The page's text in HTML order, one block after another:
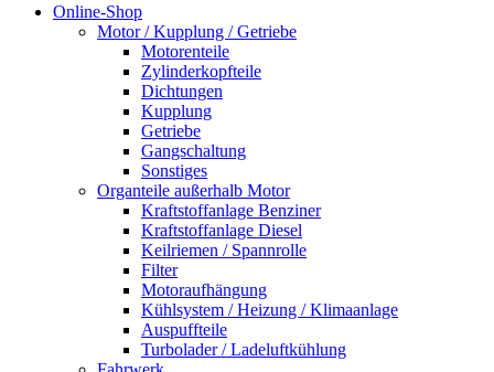
Online-Shop
Motor / Kupplung / Getriebe
Motorenteile
Zylinderkopfteile
Dichtungen
Kupplung
Getriebe
Gangschaltung
Sonstiges
Organteile außerhalb Motor
Kraftstoffanlage Benziner
Kraftstoffanlage Diesel
Keilriemen / Spannrolle
Filter
Motoraufhängung
Kühlsystem / Heizung / Klimaanlage
Auspuffteile
Turbolader / Ladeluftkühlung